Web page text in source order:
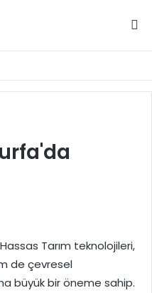
geldi
Tarım teknolojileri,
de çevresel
büyük bir öneme sahip.